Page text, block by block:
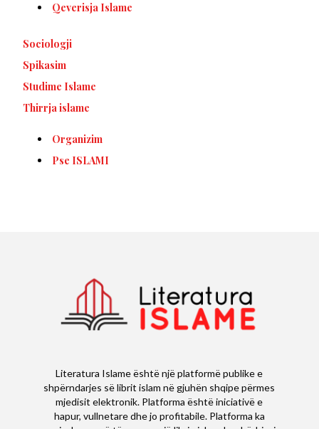
Qeverisja Islame
Sociologji
Spikasim
Studime Islame
Thirrja islame
Organizim
Pse ISLAMI
Literatura Islame është një platformë publike e
shpërndarjes së librit islam në gjuhën shqipe përmes
mjedisit elektronik. Platforma është iniciativë e
hapur, vullnetare dhe jo profitabile. Platforma ka